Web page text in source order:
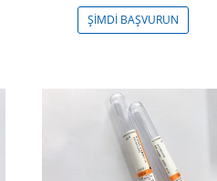
ŞIMDI BAŞVURUN